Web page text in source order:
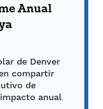
Anual
de Denver
compartir
de
anual